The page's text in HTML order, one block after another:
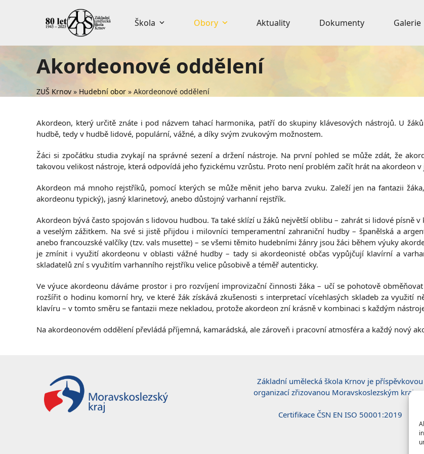
Škola Obory Aktuality Dokumenty Galerie
Akordeonové oddělení
ZUŠ Krnov » Hudební obor » Akordeonové oddělení
Akordeon, který určitě znáte i pod názvem tahací harmonika, patří do skupiny klávesových nástrojů. U
hudbě, tedy v hudbě lidové, populární, vážné, a díky svým zvukovým možnostem.
Žáci si zpočátku studia zvykají na správné sezení a držení nástroje. Na první pohled se může zdát, že
takovou velikost nástroje, která odpovídá jeho fyzickému vzrůstu. Proto není problém začít hrát na akordeon
Akordeon má mnoho rejstříků, pomocí kterých se může měnit jeho barva zvuku. Zaleží jen na fantazii
akordeonu typický), jasný klarinetový, anebo důstojný varhanní rejstřík.
Akordeon bývá často spojován s lidovou hudbou. Ta také sklízí u žáků největší oblibu – zahrát si lidové písně
a veselým zážitkem. Na své si jistě přijdou i milovníci temperamentní zahraniční hudby – španělská a
anebo francouzské valčíky (tzv. vals musette) – se všemi těmito hudebními žánry jsou žáci během výuky
je zmínit i využití akordeonu v oblasti vážné hudby – tady si akordeonisté občas vypůjčují klavírní a
skladatelů zní s využitím varhanního rejstříku velice působivě a téměř autenticky.
Ve výuce akordeonu dáváme prostor i pro rozvíjení improvizační činnosti žáka – učí se pohotově
rozšířit o hodinu komorní hry, ve které žák získává zkušenosti s interpretací vícehlasých skladeb za využití
klavíru – v tomto směru se fantazii meze nekladou, protože akordeon zní krásně v kombinaci s každým
Na akordeonovém oddělení převládá příjemná, kamarádská, ale zároveň i pracovní atmosféra a každý nový
Základní umělecká škola Krnov je příspěvkovou
organizací zřizovanou Moravskoslezským
Certifikace ČSN EN ISO 50001:2019